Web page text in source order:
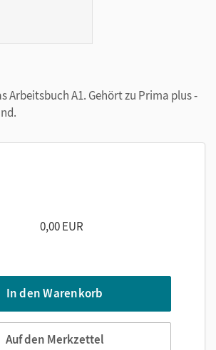
Arbeitsbuch A1. Gehört zu Prima plus -
0,00 EUR
In den Warenkorb
Auf den Merkzettel